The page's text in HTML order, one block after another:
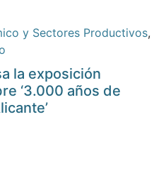
y Sectores Productivos,
la exposición
‘3.000 años de